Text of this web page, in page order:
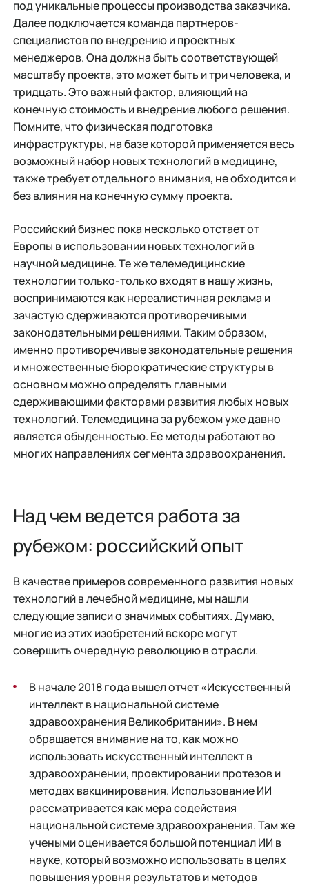
под уникальные процессы производства заказчика.
Далее подключается команда партнеров-
специалистов по внедрению и проектных
менеджеров. Она должна быть соответствующей
масштабу проекта, это может быть и три человека, и
тридцать. Это важный фактор, влияющий на
конечную стоимость и внедрение любого решения.
Помните, что физическая подготовка
инфраструктуры, на базе которой применяется весь
возможный набор новых технологий в медицине,
также требует отдельного внимания, не обходится и
без влияния на конечную сумму проекта.
Российский бизнес пока несколько отстает от
Европы в использовании новых технологий в
научной медицине. Те же телемедицинские
технологии только-только входят в нашу жизнь,
воспринимаются как нереалистичная реклама и
зачастую сдерживаются противоречивыми
законодательными решениями. Таким образом,
именно противоречивые законодательные решения
и множественные бюрократические структуры в
основном можно определять главными
сдерживающими факторами развития любых новых
технологий. Телемедицина за рубежом уже давно
является обыденностью. Ее методы работают во
многих направлениях сегмента здравоохранения.
Над чем ведется работа за
рубежом: российский опыт
В качестве примеров современного развития новых
технологий в лечебной медицине, мы нашли
следующие записи о значимых событиях. Думаю,
многие из этих изобретений вскоре могут
совершить очередную революцию в отрасли.
В начале 2018 года вышел отчет «Искусственный
интеллект в национальной системе
здравоохранения Великобритании». В нем
обращается внимание на то, как можно
использовать искусственный интеллект в
здравоохранении, проектировании протезов и
методах вакцинирования. Использование ИИ
рассматривается как мера содействия
национальной системе здравоохранения. Там же
учеными оценивается большой потенциал ИИ в
науке, который возможно использовать в целях
повышения уровня результатов и методов